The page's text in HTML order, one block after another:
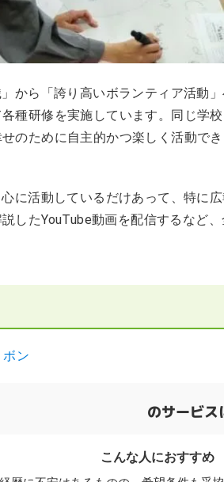
から「誇り高いボランティア活動
種研修を実施しています。同じ学
のために自主的かつ楽しく活動で
に活動しているだけあって、特に
したYouTube動画を配信するなど
ボン
のサービス
こんな人におすすめ